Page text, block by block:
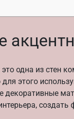
одна из стен
этого
декоративные